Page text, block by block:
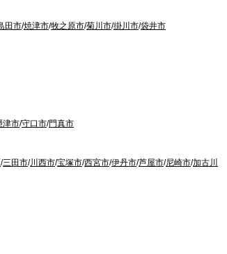
田市/焼津市/牧之原市/菊川市/掛川市/袋井市
津市/守口市/門真市
/三田市/川西市/宝塚市/西宮市/伊丹市/芦屋市/尼崎市/加古川